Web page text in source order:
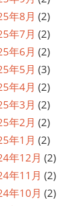
年8月 (2)
年7月 (2)
年6月 (2)
年5月 (3)
年4月 (2)
年3月 (2)
年2月 (2)
年1月 (2)
年12月 (2)
年11月 (2)
年10月 (2)